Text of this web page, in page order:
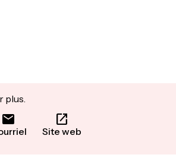
plus.
Site web